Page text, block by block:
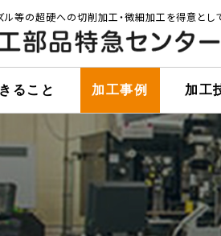
ズル等の超硬への切削加工・微細加工を得意とし
ること 加工事例 加工